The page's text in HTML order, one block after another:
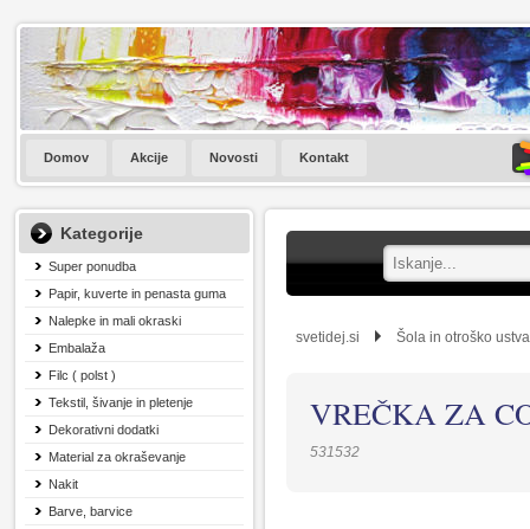
Domov Akcije Novosti Kontakt
Kategorije
Super ponudba
Papir, kuverte in penasta guma
Nalepke in mali okraski
Embalaža
Filc ( polst )
Tekstil, šivanje in pletenje
Dekorativni dodatki
Material za okraševanje
Nakit
Barve, barvice
svetidej.si Šola in otroško
VREČKA ZA
531532